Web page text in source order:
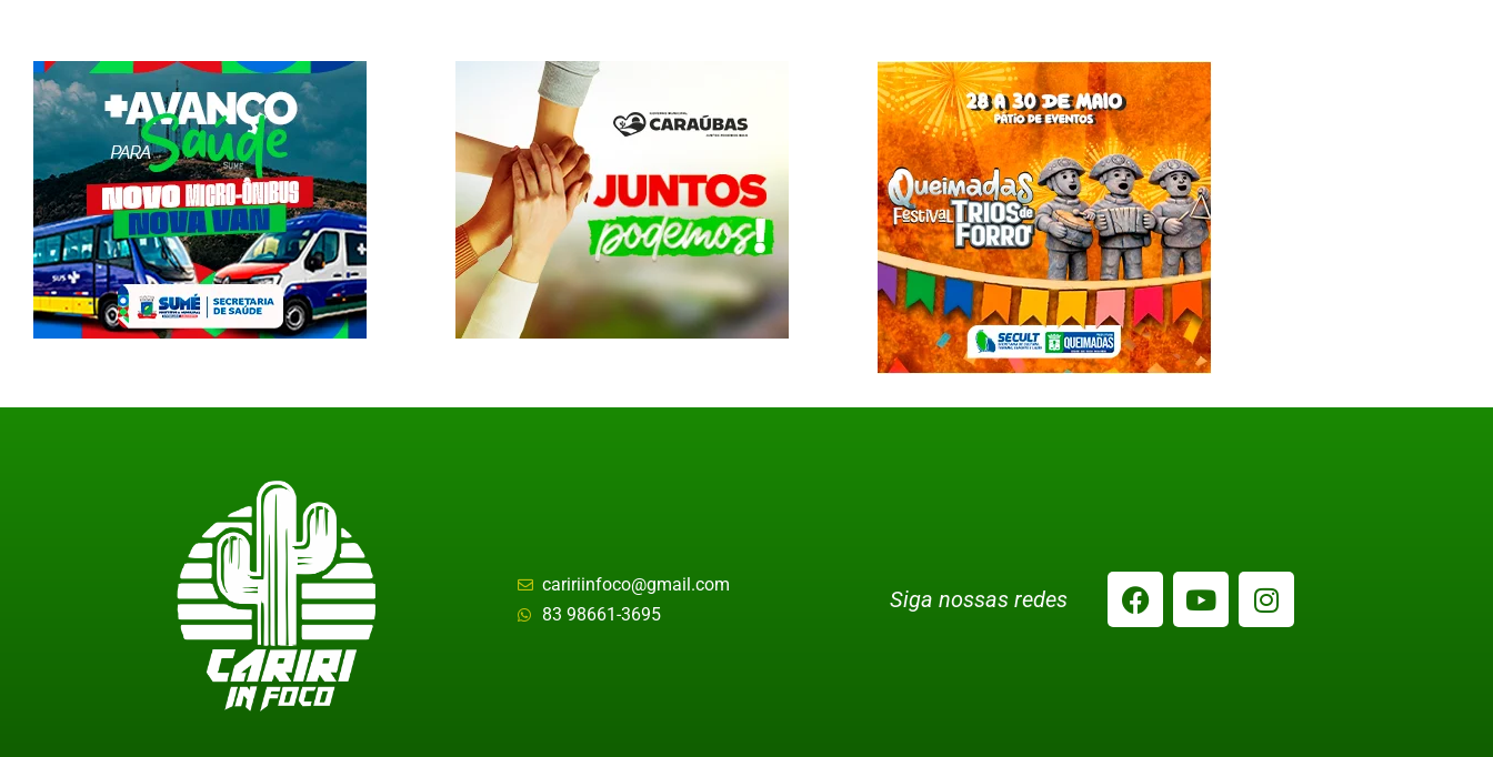
caririinfoco@gmail.com
83 98661-3695
Siga nossas redes